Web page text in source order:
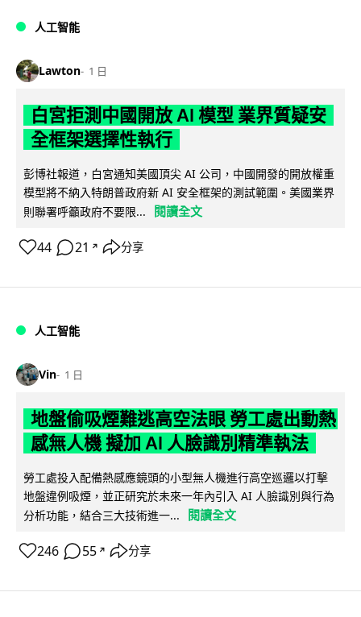
人工智能
Lawton 1 日
白宮拒測中國開放 AI 模型 業界質疑安
全框架選擇性執行
彭博社報道，白宮通知美國頂尖 AI 公司，中國開發的開放權重
模型將不納入特朗普政府新 AI 安全框架的測試範圍。美國業界
則聯署呼籲政府不要限...
閱讀全文
44 21 ↗ 分享
人工智能
Vin 1 日
地盤偷吸煙難逃高空法眼 勞工處出動熱
感無人機 擬加 AI 人臉識別精準執法
勞工處投入配備熱感應鏡頭的小型無人機進行高空巡邏以打擊
地盤違例吸煙，並正研究於未來一年內引入 AI 人臉識別與行為
分析功能，結合三大技術進一...
閱讀全文
246 55 ↗ 分享